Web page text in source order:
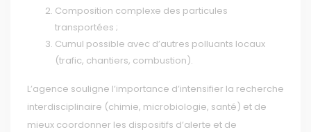
Composition complexe des particules
transportées ;
Cumul possible avec d’autres polluants locaux
(trafic, chantiers, combustion).
L’agence souligne l’importance d’intensifier la recherche
interdisciplinaire (chimie, microbiologie, santé) et de
mieux coordonner les dispositifs d’alerte et de